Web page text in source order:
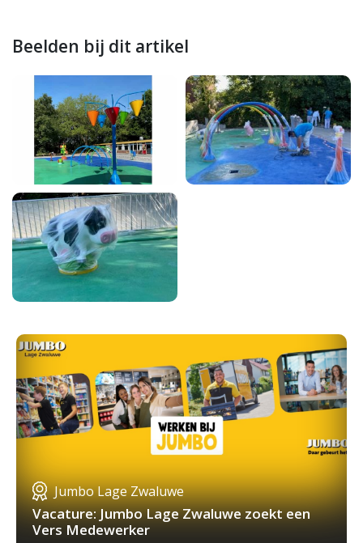
Beelden bij dit artikel
Jumbo Lage Zwaluwe
Vacature: Jumbo Lage Zwaluwe zoekt een
Vers Medewerker